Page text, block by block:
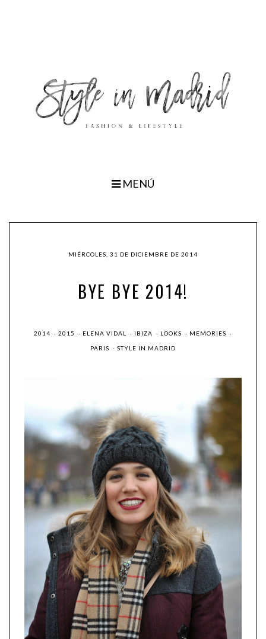
MENÚ
MIÉRCOLES, 31 DE DICIEMBRE DE 2014
BYE BYE 2014!
2014 · 2015 · ELENA VIDAL · IBIZA · LOOKS · MEMORIES ·
PARIS · STYLE IN MADRID